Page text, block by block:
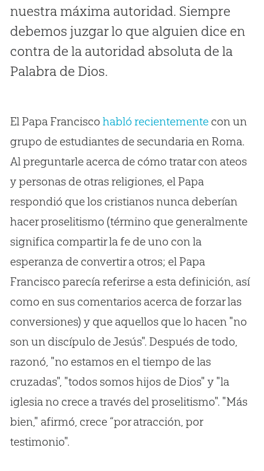
nuestra máxima autoridad. Siempre
debemos juzgar lo que alguien dice en
contra de la autoridad absoluta de la
Palabra de Dios.
El Papa Francisco habló recientementecon un
grupo de estudiantes de secundaria en Roma.
Al preguntarle acerca de cómo tratar con ateos
y personas de otras religiones, el Papa
respondió que los cristianos nunca deberían
hacer proselitismo (término que generalmente
significa compartir la fe de uno con la
esperanza de convertir a otros; el Papa
Francisco parecía referirse a esta definición, así
como en sus comentarios acerca de forzar las
conversiones) y que aquellos que lo hacen "no
son un discípulo de Jesús". Después de todo,
razonó, "no estamos en el tiempo de las
cruzadas", "todos somos hijos de Dios" y "la
iglesia no crece a través del proselitismo". "Más
bien," afirmó, crece “por atracción, por
testimonio".